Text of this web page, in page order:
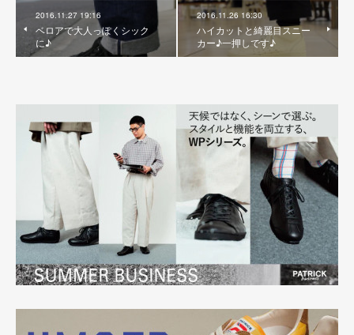
2016.11.27 19:16
ベロアで大人っぽくシック
に♪
2016.11.26 16:30
ハイカットと綺麗目スニー
カー♪一押しです♪